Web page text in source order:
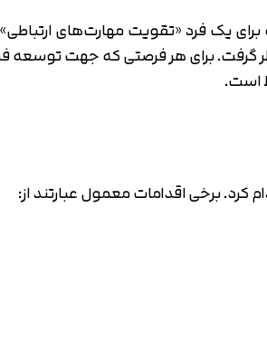
یک فرد «تقویت مهارت‌های
گرفت. برای هر فرصتی که جهت توسعه
است.
کرد. برخی اقدامات معمول عبارتند از: